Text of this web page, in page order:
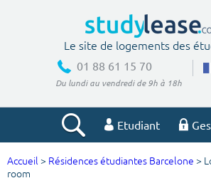
Le site de logements des
01 88 61 15 70
Du lundi au vendredi de 9h à 18h
Etudiant
Votre recherche
Accueil > Résidences étudiantes Barcelone >
room